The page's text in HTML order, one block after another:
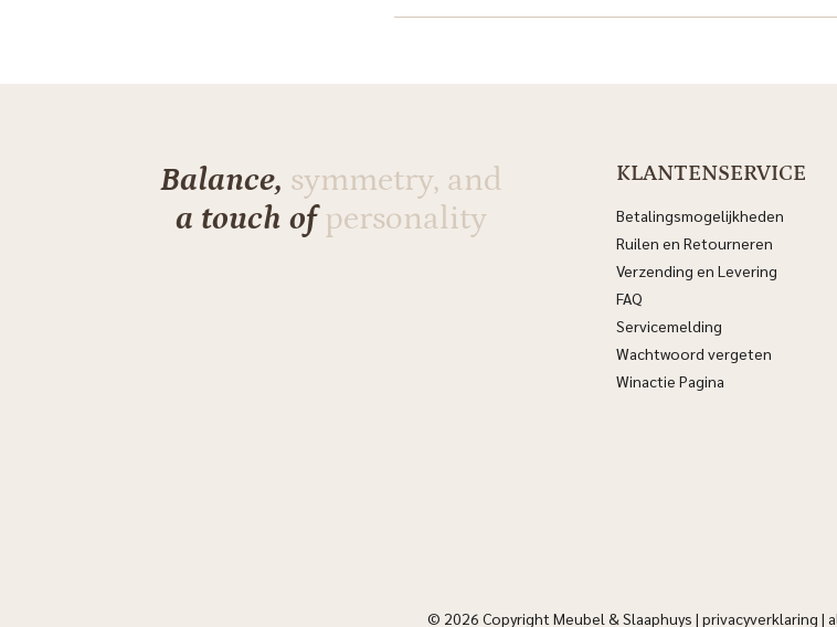
Balance, symmetry, and
a touch ofpersonality
KLANTENSERVICE
Betalingsmogelijkheden
Ruilen en Retourneren
Verzending en Levering
FAQ
Servicemelding
Wachtwoord vergeten
Winactie Pagina
© 2026 Copyright Meubel & Slaaphuys |privacyverklaring |